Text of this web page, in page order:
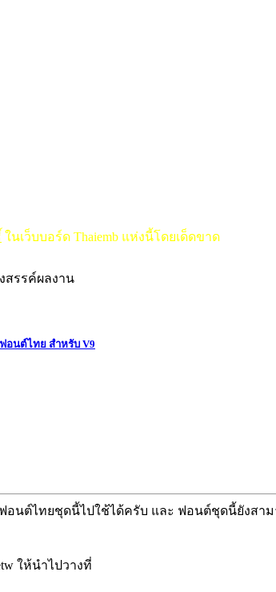
ในเว็บบอร์ด Thaiemb แห่งนี้โดยเด็ดขาด
สรรค์ผลงาน
อนต์ไทย สำหรับ V9
อนต์ไทยชุดนี้ไปใช้ได้ครับ และ ฟอนต์ชุดนี้ยังสา
ให้นำไปวางที่